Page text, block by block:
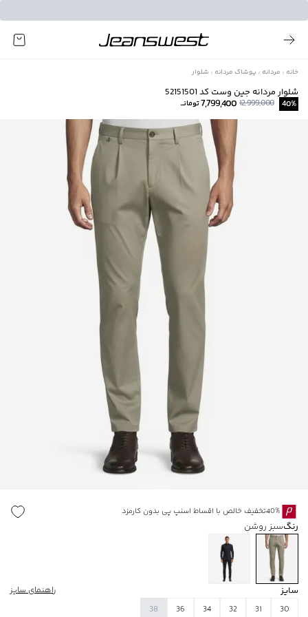
خانه مردانه پوشاک مردانه شلوار
شلوار مردانه جین وست کد 52151501
40%
12,999,000
7,799,400تومانــ
40%تخفیف خالص با اقساط اسنپ پی بدون کارمزد
رنگسبز روشن
سایز
راهنمای سایز
30
31
32
34
36
38